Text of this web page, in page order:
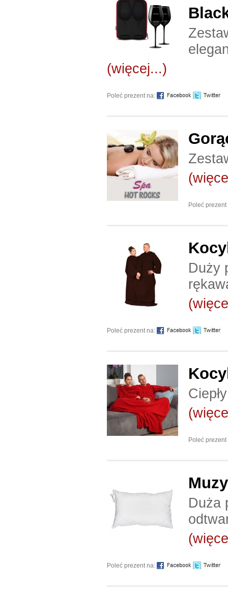
(więcej...)
Poleć prezent na:
Poleć
Duży
Poleć prezent na:
Poleć
Duża
Poleć prezent na: